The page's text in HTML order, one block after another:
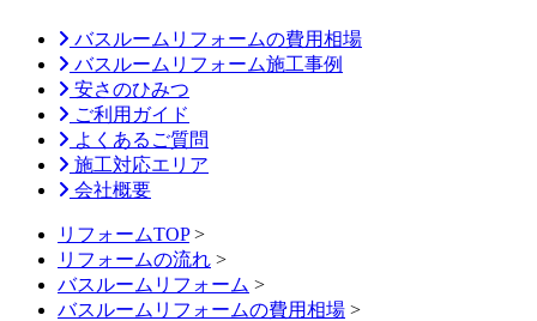
バスルームリフォームの費用相場
バスルームリフォーム施工事例
安さのひみつ
ご利用ガイド
よくあるご質問
施工対応エリア
会社概要
リフォームTOP>
リフォームの流れ >
バスルームリフォーム >
バスルームリフォームの費用相場 >